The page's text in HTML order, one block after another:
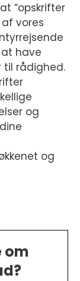
“opskrifter
vores
have
rådighed.
og
og
om